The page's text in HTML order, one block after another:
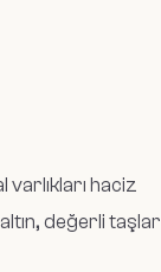
varlıkları haciz
değerli taşlar